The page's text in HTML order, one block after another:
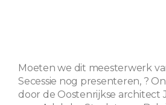
Moeten we dit meesterwerk
Secessie nog presenteren, ?
door de Oostenrijkse architect